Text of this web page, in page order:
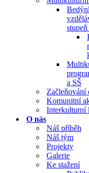
a SŠ
Začleňování
Komunitní
Interkulturní
O nás
Náš příběh
Náš tým
Projekty
Galerie
Ke stažení